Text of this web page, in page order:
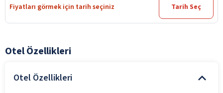
Fiyatları görmek için tarih seçiniz Tarih Seç
Otel Özellikleri
Otel Özellikleri